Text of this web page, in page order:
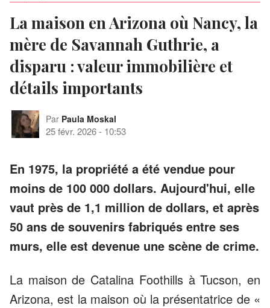
La maison en Arizona où Nancy, la
mère de Savannah Guthrie, a
disparu : valeur immobilière et
détails importants
Par Paula Moskal
25 févr. 2026- 10:53
En 1975, la propriété a été vendue pour
moins de 100 000 dollars. Aujourd'hui, elle
vaut près de 1,1 million de dollars, et après
50 ans de souvenirs fabriqués entre ses
murs, elle est devenue une scène de crime.
La maison de Catalina Foothills à Tucson, en
Arizona, est la maison où la présentatrice de «